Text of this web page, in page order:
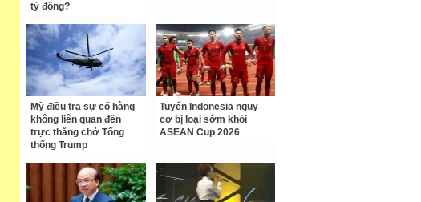
tỷ đồng?
Mỹ điều tra sự cố hàng
không liên quan đến
trực thăng chở Tổng
thống Trump
Tuyển Indonesia nguy
cơ bị loại sớm khỏi
ASEAN Cup 2026